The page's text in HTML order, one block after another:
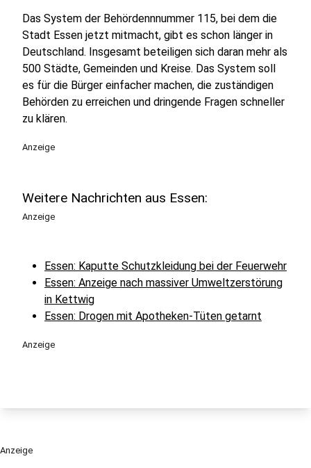
Das System der Behördennnummer 115, bei dem die
Stadt Essen jetzt mitmacht, gibt es schon länger in
Deutschland. Insgesamt beteiligen sich daran mehr als
500 Städte, Gemeinden und Kreise. Das System soll
es für die Bürger einfacher machen, die zuständigen
Behörden zu erreichen und dringende Fragen schneller
zu klären.
Anzeige
Weitere Nachrichten aus Essen:
Anzeige
Essen: Kaputte Schutzkleidung bei der Feuerwehr
Essen: Anzeige nach massiver Umweltzerstörung
in Kettwig
Essen: Drogen mit Apotheken-Tüten getarnt
Anzeige
Anzeige